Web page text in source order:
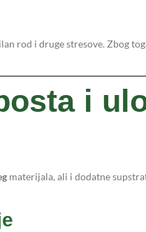
rod i druge stresove. Zbog
i
materijala, ali i dodatne